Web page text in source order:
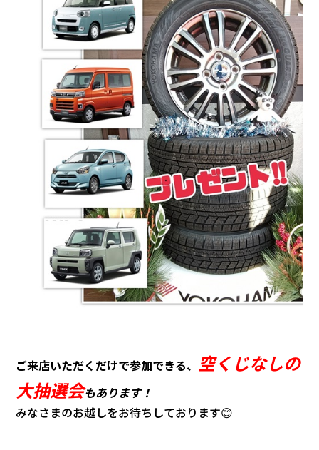
ご来店いただくだけで参加できる、 空くじなしの
大抽選会もあります！
みなさまのお越しをお待ちしております😊